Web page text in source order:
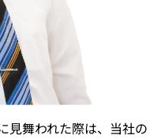
見舞われた際は、当社の